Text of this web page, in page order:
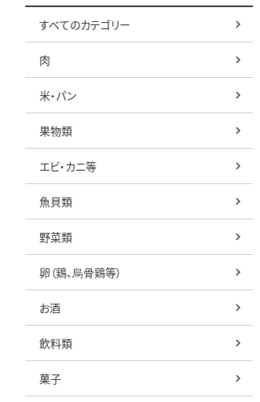
すべてのカテゴリー
肉
米・パン
果物類
エビ・カニ等
魚貝類
野菜類
卵（鶏、烏骨鶏等）
お酒
飲料類
菓子